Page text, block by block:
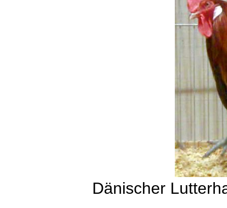
Dänischer